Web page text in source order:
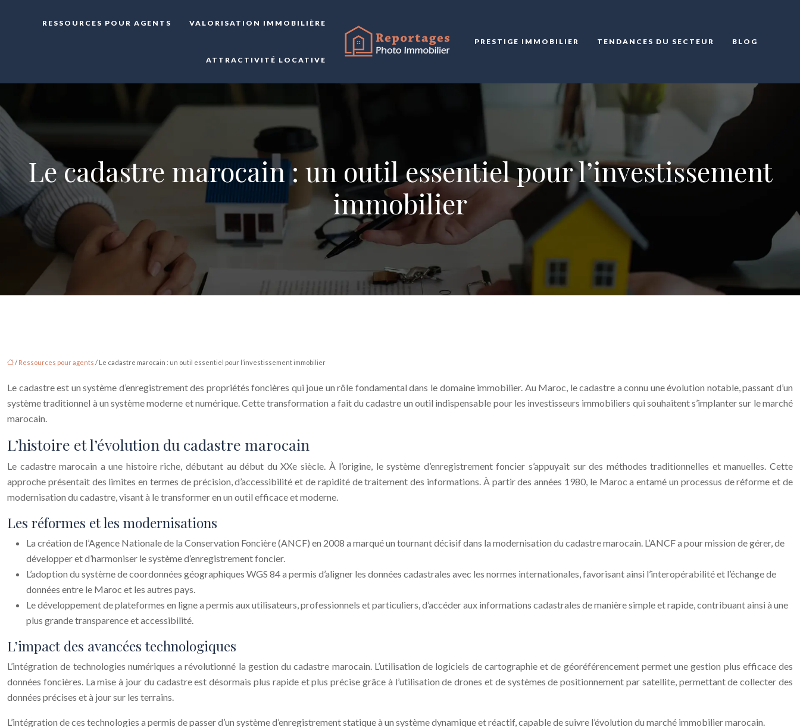
VALORISATION IMMOBILIÈRE
RESSOURCES POUR AGENTS
ATTRACTIVITÉ LOCATIVE
PRESTIGE IMMOBILIER TENDANCES DU SECTEUR BLOG
Le cadastre marocain : un outil essentiel pour l’investissement
immobilier
/ Ressources pour agents / Le cadastre marocain : un outil essentiel pour l’investissement immobilier
Le cadastre est un système d’enregistrement des propriétés foncières qui joue un rôle fondamental dans le domaine immobilier. Au Maroc, le cadastre a connu une évolution notable, passant d’un
système traditionnel à un système moderne et numérique. Cette transformation a fait du cadastre un outil indispensable pour les investisseurs immobiliers qui souhaitent s’implanter sur le marché
marocain.
L’histoire et l’évolution du cadastre marocain
Le cadastre marocain a une histoire riche, débutant au début du XXe siècle. À l’origine, le système d’enregistrement foncier s’appuyait sur des méthodes traditionnelles et manuelles. Cette
approche présentait des limites en termes de précision, d’accessibilité et de rapidité de traitement des informations. À partir des années 1980, le Maroc a entamé un processus de réforme et de
modernisation du cadastre, visant à le transformer en un outil efficace et moderne.
Les réformes et les modernisations
La création de l’Agence Nationale de la Conservation Foncière (ANCF) en 2008 a marqué un tournant décisif dans la modernisation du cadastre marocain. L’ANCF a pour mission de gérer, de
développer et d’harmoniser le système d’enregistrement foncier.
L’adoption du système de coordonnées géographiques WGS 84 a permis d’aligner les données cadastrales avec les normes internationales, favorisant ainsi l’interopérabilité et l’échange de
données entre le Maroc et les autres pays.
Le développement de plateformes en ligne a permis aux utilisateurs, professionnels et particuliers, d’accéder aux informations cadastrales de manière simple et rapide, contribuant ainsi à une
plus grande transparence et accessibilité.
L’impact des avancées technologiques
L’intégration de technologies numériques a révolutionné la gestion du cadastre marocain. L’utilisation de logiciels de cartographie et de géoréférencement permet une gestion plus efficace des
données foncières. La mise à jour du cadastre est désormais plus rapide et plus précise grâce à l’utilisation de drones et de systèmes de positionnement par satellite, permettant de collecter des
données précises et à jour sur les terrains.
L’intégration de ces technologies a permis de passer d’un système d’enregistrement statique à un système dynamique et réactif, capable de suivre l’évolution du marché immobilier marocain.